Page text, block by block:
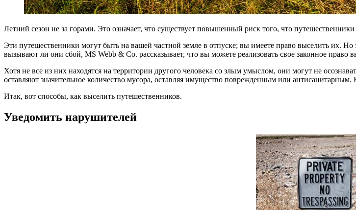
Летний сезон не за горами. Это означает, что существует повышенный риск того, что
Эти путешественники могут быть на вашей частной земле в отпуске; вы имеете право выселить их.
вызывают ли они сбой, MS Webb & Co. рассказывает, что вы можете реализовать свое законное право
Хотя не все из них находятся на территории другого человека со злым умыслом, они могут не
оставляют значительное количество мусора, оставляя имущество поврежденным или
Итак, вот способы, как выселить путешественников.
Уведомить нарушителей